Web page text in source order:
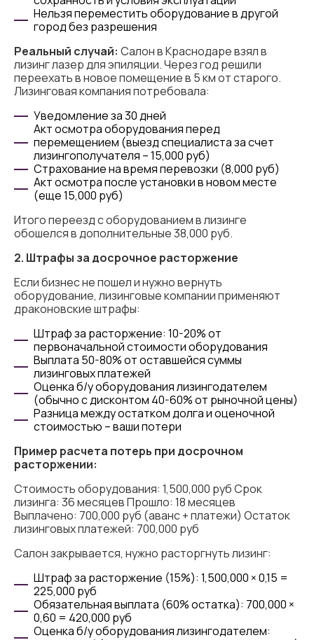
Нельзя переместить оборудование в другой
город без разрешения
Реальный случай: Салон в Краснодаре взял в
лизинг лазер для эпиляции. Через год решили
переехать в новое помещение в 5 км от старого.
Лизинговая компания потребовала:
Уведомление за 30 дней
Акт осмотра оборудования перед
перемещением (выезд специалиста за счет
лизингополучателя – 15,000 руб)
Страхование на время перевозки (8,000 руб)
Акт осмотра после установки в новом месте
(еще 15,000 руб)
Итого переезд с оборудованием в лизинге
обошелся в дополнительные 38,000 руб.
2. Штрафы за досрочное расторжение
Если бизнес не пошел и нужно вернуть
оборудование, лизинговые компании применяют
драконовские штрафы:
Штраф за расторжение: 10-20% от
первоначальной стоимости оборудования
Выплата 50-80% от оставшейся суммы
лизинговых платежей
Оценка б/у оборудования лизингодателем
(обычно с дисконтом 40-60% от рыночной цены)
Разница между остатком долга и оценочной
стоимостью – ваши потери
Пример расчета потерь при досрочном
расторжении:
Стоимость оборудования: 1,500,000 руб Срок
лизинга: 36 месяцев Прошло: 18 месяцев
Выплачено: 700,000 руб (аванс + платежи) Остаток
лизинговых платежей: 700,000 руб
Салон закрывается, нужно расторгнуть лизинг:
Штраф за расторжение (15%): 1,500,000 × 0,15 =
225,000 руб
Обязательная выплата (60% остатка): 700,000 ×
0,60 = 420,000 руб
Оценка б/у оборудования лизингодателем: